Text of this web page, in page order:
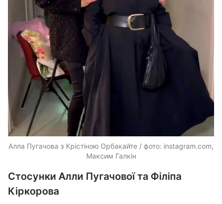
Алла Пугачова з Крістіною Орбакайте / фото: instagram.com,
Максим Галкін
Стосунки Алли Пугачової та Філіпа
Кіркорова